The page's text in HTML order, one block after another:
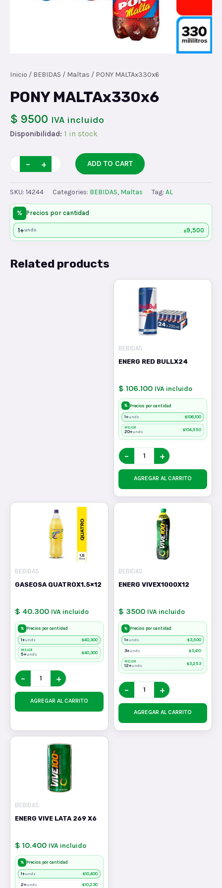
Inicio / BEBIDAS / Maltas / PONY MALTAx330x6
PONY MALTAx330x6
$ 9500 IVA incluido
Disponibilidad: 1 in stock
PONY
MALTAx330x6
quantity
− + ADD TO CART
SKU: 14244 Categories: BEBIDAS, Maltas Tag: AL
% Precios por cantidad
1+unds $9,500
Related products
BEBIDAS
ENERG RED BULLX24
$ 106.100 IVA incluido
% Precios por cantidad
1+unds $106,100
MEJOR
20+unds $104,550
− +
AGREGAR AL CARRITO
BEBIDAS
GASEOSA QUATROX1.5×12
$ 40.300 IVA incluido
% Precios por cantidad
1+unds $40,300
MEJOR
5+unds $40,300
− +
AGREGAR AL CARRITO
BEBIDAS
ENERG VIVEX1000X12
$ 3500 IVA incluido
% Precios por cantidad
1+unds $3,500
3+unds $3,410
MEJOR
12+unds $3,253
− +
AGREGAR AL CARRITO
BEBIDAS
ENERG VIVE LATA 269 X6
$ 10.400 IVA incluido
% Precios por cantidad
1+unds $10,400
2+unds $10,230